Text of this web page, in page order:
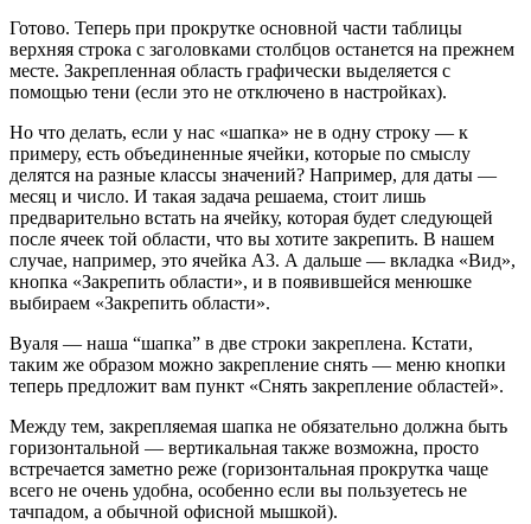
Готово. Теперь при прокрутке основной части таблицы
верхняя строка с заголовками столбцов останется на прежнем
месте. Закрепленная область графически выделяется с
помощью тени (если это не отключено в настройках).
Но что делать, если у нас «шапка» не в одну строку — к
примеру, есть объединенные ячейки, которые по смыслу
делятся на разные классы значений? Например, для даты —
месяц и число. И такая задача решаема, стоит лишь
предварительно встать на ячейку, которая будет следующей
после ячеек той области, что вы хотите закрепить. В нашем
случае, например, это ячейка А3. А дальше — вкладка «Вид»,
кнопка «Закрепить области», и в появившейся менюшке
выбираем «Закрепить области».
Вуаля — наша “шапка” в две строки закреплена. Кстати,
таким же образом можно закрепление снять — меню кнопки
теперь предложит вам пункт «Снять закрепление областей».
Между тем, закрепляемая шапка не обязательно должна быть
горизонтальной — вертикальная также возможна, просто
встречается заметно реже (горизонтальная прокрутка чаще
всего не очень удобна, особенно если вы пользуетесь не
тачпадом, а обычной офисной мышкой).